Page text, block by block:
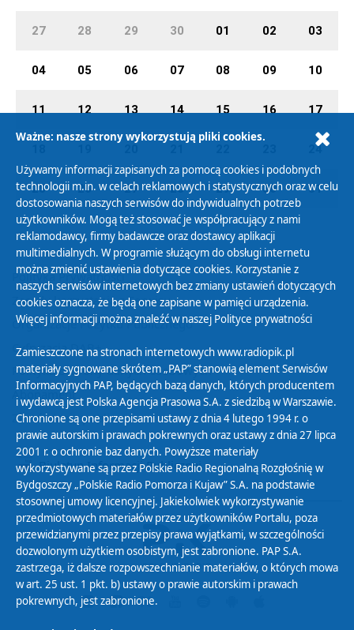
27 28 29 30 01 02 03
04 05 06 07 08 09 10
11 12 13 14 15 16 17
24
25 26 27 28 29 30 31
Polityka Prywatności
Zasady korzystania z Serwisu
Organizacje Pożytku Publicznego
Cyfryzacja DAB+
Polityka ochrony danych osobowych
Abonament
Zamówienia publiczne
Biuletyn Informacji Publicznej
Ważne: nasze strony wykorzystują pliki cookies.
Używamy informacji zapisanych za pomocą cookies i podobnych
technologii m.in. w celach reklamowych i statystycznych oraz w celu
dostosowania naszych serwisów do indywidualnych potrzeb
użytkowników. Mogą też stosować je współpracujący z nami
reklamodawcy, firmy badawcze oraz dostawcy aplikacji
multimedialnych. W programie służącym do obsługi internetu
można zmienić ustawienia dotyczące cookies. Korzystanie z
naszych serwisów internetowych bez zmiany ustawień dotyczących
cookies oznacza, że będą one zapisane w pamięci urządzenia.
Więcej informacji można znaleźć w naszej Polityce prywatności
Zamieszczone na stronach internetowych www.radiopik.pl
materiały sygnowane skrótem „PAP” stanowią element Serwisów
Informacyjnych PAP, będących bazą danych, których producentem
i wydawcą jest Polska Agencja Prasowa S.A. z siedzibą w Warszawie.
Chronione są one przepisami ustawy z dnia 4 lutego 1994 r. o
prawie autorskim i prawach pokrewnych oraz ustawy z dnia 27 lipca
2001 r. o ochronie baz danych. Powyższe materiały
wykorzystywane są przez Polskie Radio Regionalną Rozgłośnię w
Bydgoszczy „Polskie Radio Pomorza i Kujaw” S.A. na podstawie
stosownej umowy licencyjnej. Jakiekolwiek wykorzystywanie
przedmiotowych materiałów przez użytkowników Portalu, poza
przewidzianymi przez przepisy prawa wyjątkami, w szczególności
dozwolonym użytkiem osobistym, jest zabronione. PAP S.A.
zastrzega, iż dalsze rozpowszechnianie materiałów, o których mowa
w art. 25 ust. 1 pkt. b) ustawy o prawie autorskim i prawach
pokrewnych, jest zabronione.